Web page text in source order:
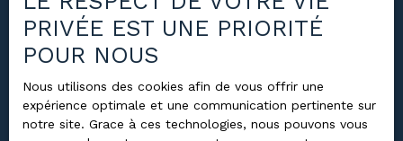
Loyer max (€/mois)
Rechercher
PRIVÉE EST UNE PRIORITÉ
POUR NOUS
Nous utilisons des cookies afin de vous offrir une
expérience optimale et une communication pertinente sur
notre site. Grace à ces technologies, nous pouvons vous